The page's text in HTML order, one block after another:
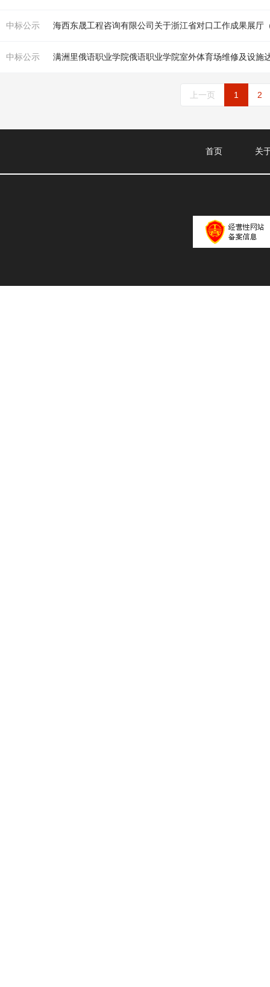
中标公示 海西东晟工程咨询有限公司关于浙江省对口工作成果展厅
中标公示 满洲里俄语职业学院俄语职业学院室外体育场维修及设施
上一页 1 2
首页 关